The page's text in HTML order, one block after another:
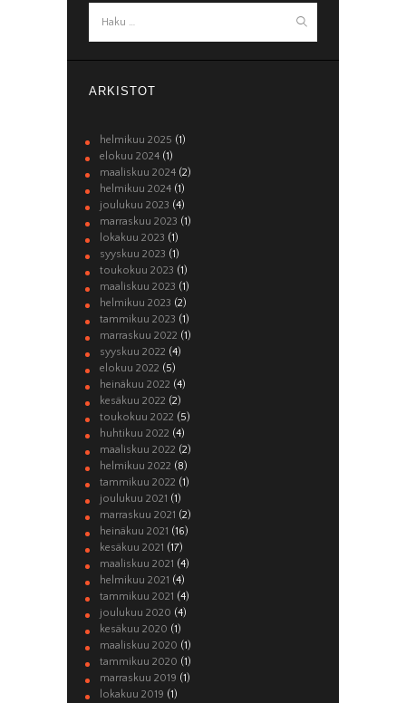
ARKISTOT
helmikuu 2025 (1)
elokuu 2024 (1)
maaliskuu 2024 (2)
helmikuu 2024 (1)
joulukuu 2023 (4)
marraskuu 2023 (1)
lokakuu 2023 (1)
syyskuu 2023 (1)
toukokuu 2023 (1)
maaliskuu 2023 (1)
helmikuu 2023 (2)
tammikuu 2023 (1)
marraskuu 2022 (1)
syyskuu 2022 (4)
elokuu 2022 (5)
heinäkuu 2022 (4)
kesäkuu 2022 (2)
toukokuu 2022 (5)
huhtikuu 2022 (4)
maaliskuu 2022 (2)
helmikuu 2022 (8)
tammikuu 2022 (1)
joulukuu 2021 (1)
marraskuu 2021 (2)
heinäkuu 2021 (16)
kesäkuu 2021 (17)
maaliskuu 2021 (4)
helmikuu 2021 (4)
tammikuu 2021 (4)
joulukuu 2020 (4)
kesäkuu 2020 (1)
maaliskuu 2020 (1)
tammikuu 2020 (1)
marraskuu 2019 (1)
lokakuu 2019 (1)